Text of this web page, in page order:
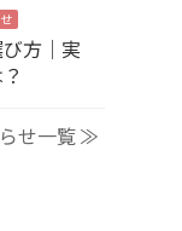
方｜実
せ一覧 ≫